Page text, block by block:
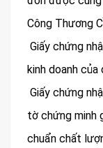
Công Thương
Giấy chứng
kinh doanh của
Giấy chứng
tờ chứng minh
chuẩn chất